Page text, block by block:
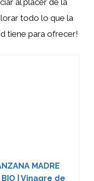
al placer de la
todo lo que la
tiene para ofrecer!
MADRE
BIO | Vinagre de